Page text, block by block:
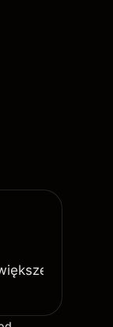
wzrosty